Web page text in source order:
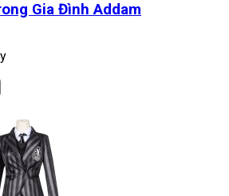
Gia Đình Addam